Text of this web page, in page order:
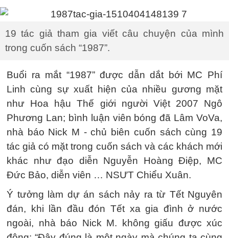
19 tác giả tham gia viết câu chuyện của mình
trong cuốn sách “1987”.
Buổi ra mắt “1987” được dẫn dắt bới MC Phí
Linh cùng sự xuất hiện của nhiều gương mặt
như Hoa hậu Thế giới người Việt 2007 Ngô
Phương Lan; bình luận viên bóng đã Lâm VoVa,
nhà báo Nick M - chủ biên cuốn sách cùng 19
tác giả có mặt trong cuốn sách và các khách mới
khác như đạo diễn Nguyễn Hoàng Điệp, MC
Đức Bảo, diễn viên … NSƯT Chiểu Xuân.
Ý tưởng làm dự án sách nảy ra từ Tết Nguyên
đán, khi lần đầu đón Tết xa gia đình ở nước
ngoài, nhà báo Nick M. không giấu được xúc